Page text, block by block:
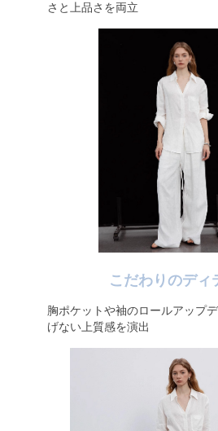
さと上品さを両立
こだわりのディ
胸ポケットや袖のロールアップ
げない上質感を演出